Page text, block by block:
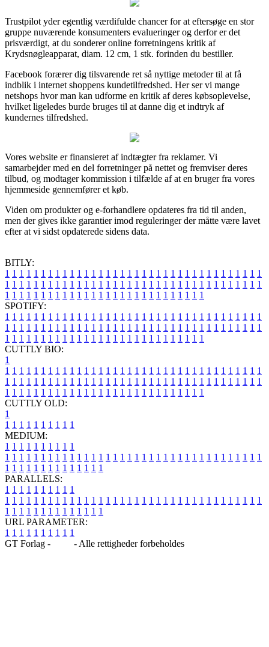
Trustpilot yder egentlig værdifulde chancer for at eftersøge en stor
gruppe nuværende konsumenters evalueringer og derfor er det
prisværdigt, at du sonderer online forretningens kritik af
Krydsnøgleapparat, diam. 12 cm, 1 stk. forinden du bestiller.
Facebook forærer dig tilsvarende ret så nyttige metoder til at få
indblik i internet shoppens kundetilfredshed. Her ser vi mange
netshops hvor man kan udforme en kritik af deres købsoplevelse,
hvilket ligeledes burde bruges til at danne dig et indtryk af
kundernes tilfredshed.
Vores website er finansieret af indtægter fra reklamer. Vi
samarbejder med en del forretninger på nettet og fremviser deres
tilbud, og modtager kommission i tilfælde af at en bruger fra vores
hjemmeside gennemfører et køb.
Viden om produkter og e-forhandlere opdateres fra tid til anden,
men der gives ikke garantier imod reguleringer der måtte være lavet
efter at vi sidst opdaterede sidens data.
BITLY:
1 1 1 1 1 1 1 1 1 1 1 1 1 1 1 1 1 1 1 1 1 1 1 1 1 1 1 1 1 1 1 1 1 1 1 1
1 1 1 1 1 1 1 1 1 1 1 1 1 1 1 1 1 1 1 1 1 1 1 1 1 1 1 1 1 1 1 1 1 1 1 1
1 1 1 1 1 1 1 1 1 1 1 1 1 1 1 1 1 1 1 1 1 1 1 1 1 1 1 1
SPOTIFY:
1 1 1 1 1 1 1 1 1 1 1 1 1 1 1 1 1 1 1 1 1 1 1 1 1 1 1 1 1 1 1 1 1 1 1 1
1 1 1 1 1 1 1 1 1 1 1 1 1 1 1 1 1 1 1 1 1 1 1 1 1 1 1 1 1 1 1 1 1 1 1 1
1 1 1 1 1 1 1 1 1 1 1 1 1 1 1 1 1 1 1 1 1 1 1 1 1 1 1 1
CUTTLY BIO:
1
1 1 1 1 1 1 1 1 1 1 1 1 1 1 1 1 1 1 1 1 1 1 1 1 1 1 1 1 1 1 1 1 1 1 1 1
1 1 1 1 1 1 1 1 1 1 1 1 1 1 1 1 1 1 1 1 1 1 1 1 1 1 1 1 1 1 1 1 1 1 1 1
1 1 1 1 1 1 1 1 1 1 1 1 1 1 1 1 1 1 1 1 1 1 1 1 1 1 1 1
CUTTLY OLD:
1
1 1 1 1 1 1 1 1 1 1
MEDIUM:
1 1 1 1 1 1 1 1 1 1
1 1 1 1 1 1 1 1 1 1 1 1 1 1 1 1 1 1 1 1 1 1 1 1 1 1 1 1 1 1 1 1 1 1 1 1
1 1 1 1 1 1 1 1 1 1 1 1 1 1
PARALLELS:
1 1 1 1 1 1 1 1 1 1
1 1 1 1 1 1 1 1 1 1 1 1 1 1 1 1 1 1 1 1 1 1 1 1 1 1 1 1 1 1 1 1 1 1 1 1
1 1 1 1 1 1 1 1 1 1 1 1 1 1
URL PARAMETER:
1 1 1 1 1 1 1 1 1 1
GT Forlag -
- Alle rettigheder forbeholdes